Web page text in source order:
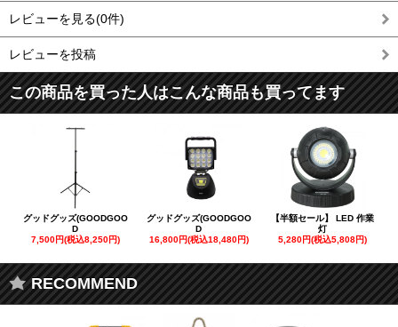
レビューを見る(0件)
レビューを投稿
この商品を買った人はこんな商品も買ってます
グッドグッズ(GOODGOO
D
7,500円(税込8,250円)
グッドグッズ(GOODGOO
D
16,800円(税込18,480円)
【半額セール】 LED 作業
灯
5,280円(税込5,808円)
RECOMMEND